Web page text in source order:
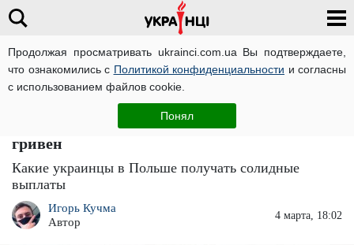
Продолжая просматривать ukrainci.com.ua Вы подтверждаете,
что ознакомились с Политикой конфиденциальности и согласны
с использованием файлов cookie.
Понял
Украинцам в Польше раздадут мощную
денежную помощь: кто получит до 38 тысяч
гривен
Какие украинцы в Польше получать солидные
выплаты
Игорь Кучма
Автор
4 марта, 18:02